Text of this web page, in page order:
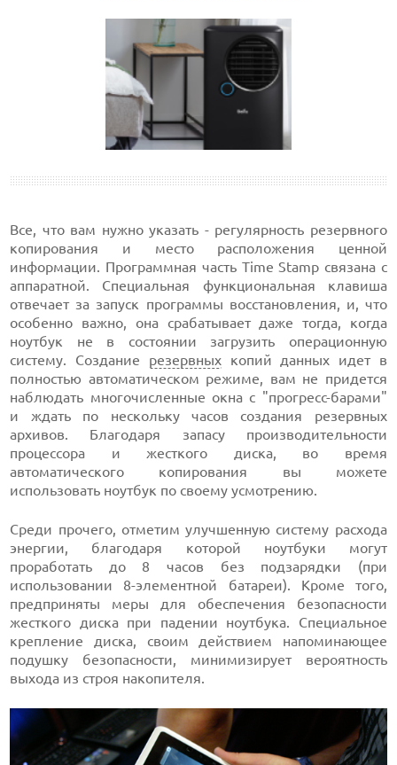
Все, что вам нужно указать - регулярность резервного
копирования и место расположения ценной
информации. Программная часть Time Stamp связана с
аппаратной. Специальная функциональная клавиша
отвечает за запуск программы восстановления, и, что
особенно важно, она срабатывает даже тогда, когда
ноутбук не в состоянии загрузить операционную
систему. Создание резервныхкопий данных идет в
полностью автоматическом режиме, вам не придется
наблюдать многочисленные окна с "прогресс-барами"
и ждать по нескольку часов создания резервных
архивов. Благодаря запасу производительности
процессора и жесткого диска, во время
автоматического копирования вы можете
использовать ноутбук по своему усмотрению.
Среди прочего, отметим улучшенную систему расхода
энергии, благодаря которой ноутбуки могут
проработать до 8 часов без подзарядки (при
использовании 8-элементной батареи). Кроме того,
предприняты меры для обеспечения безопасности
жесткого диска при падении ноутбука. Специальное
крепление диска, своим действием напоминающее
подушку безопасности, минимизирует вероятность
выхода из строя накопителя.